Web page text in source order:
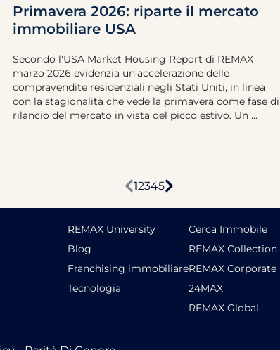
Primavera 2026: riparte il mercato
immobiliare USA
Secondo l'USA Market Housing Report di REMAX
marzo 2026 evidenzia un’accelerazione delle
compravendite residenziali negli Stati Uniti, in linea
con la stagionalità che vede la primavera come fase di
rilancio del mercato in vista del picco estivo. Un ...
12345
REMAX University
Blog
Franchising immobiliare
Tecnologia
Cerca Immobile
REMAX Collection
REMAX Corporate
24MAX
REMAX Global